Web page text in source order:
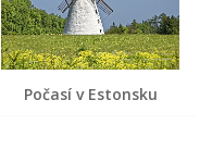
Počasí v Estonsku